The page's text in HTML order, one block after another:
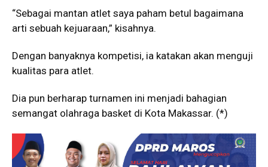
“Sebagai mantan atlet saya paham betul bagaimana
arti sebuah kejuaraan,” kisahnya.
Dengan banyaknya kompetisi, ia katakan akan menguji
kualitas para atlet.
Dia pun berharap turnamen ini menjadi bahagian
semangat olahraga basket di Kota Makassar. (*)